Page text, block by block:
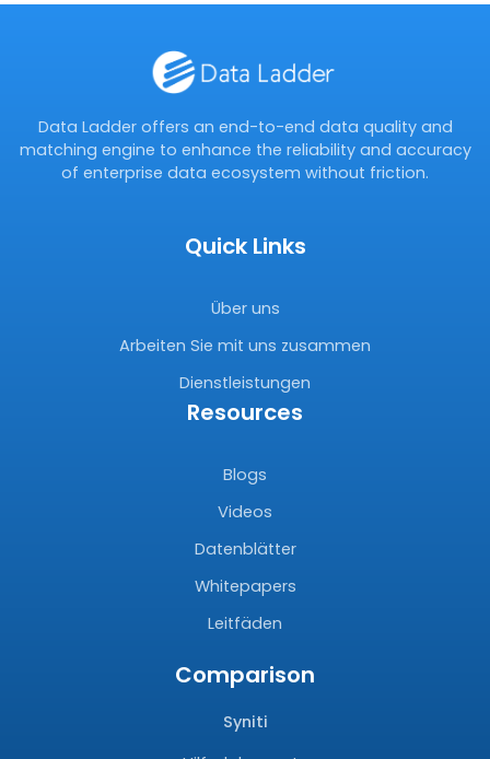
Data Ladder offers an end-to-end data quality and
matching engine to enhance the reliability and accuracy
of enterprise data ecosystem without friction.
Quick Links
Über uns
Arbeiten Sie mit uns zusammen
Dienstleistungen
Resources
Blogs
Videos
Datenblätter
Whitepapers
Leitfäden
Comparison
Syniti